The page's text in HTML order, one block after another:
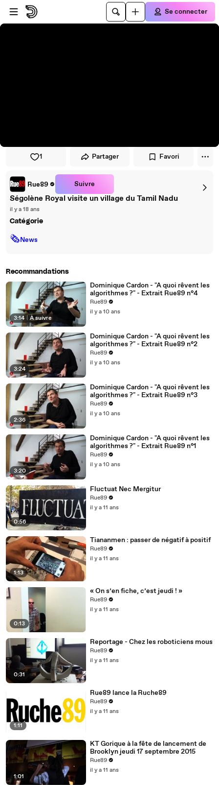
Passer au player
Passer au contenu principal
Se connecter
1 Partager Favori
Rue89 Suivre
Ségolène Royal visite un village du Tamil Nadu
il y a 18 ans
Catégorie
🗞News
Recommandations
3:14 À suivre
Dominique Cardon - "A quoi rêvent les
algorithmes ?" - Extrait Rue89 n°4
Rue89
il y a 10 ans
3:24
Dominique Cardon - "A quoi rêvent les
algorithmes ?" - Extrait Rue89 n°2
Rue89
il y a 10 ans
2:36
Dominique Cardon - "A quoi rêvent les
algorithmes ?" - Extrait Rue89 n°3
Rue89
il y a 10 ans
3:20
Dominique Cardon - "A quoi rêvent les
algorithmes ?" - Extrait Rue89 n°1
Rue89
il y a 10 ans
0:56
Fluctuat Nec Mergitur
Rue89
il y a 11 ans
1:13
Tiananmen : passer de négatif à positif
Rue89
il y a 11 ans
0:13
« On s’en fiche, c’est jeudi ! »
Rue89
il y a 11 ans
0:31
Reportage - Chez les roboticiens mous
Rue89
il y a 11 ans
1:11
Rue89 lance la Ruche89
Rue89
il y a 11 ans
1:01
KT Gorique à la fête de lancement de
Brooklyn jeudi 17 septembre 2015
Rue89
il y a 11 ans